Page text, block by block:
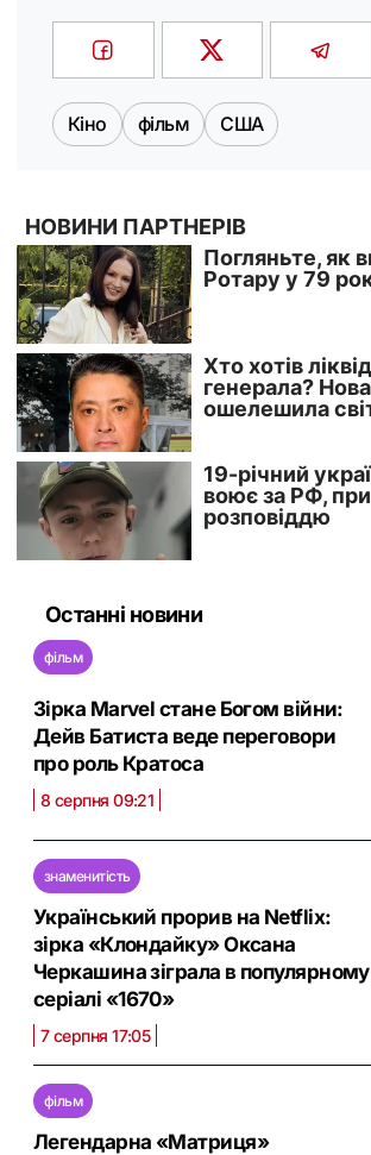
Кіно фільм США
Останні новини
фільм
Зірка Marvel стане Богом війни:
Дейв Батиста веде переговори
про роль Кратоса
8 серпня 09:21
знаменитість
Український прорив на Netflix:
зірка «Клондайку» Оксана
Черкашина зіграла в популярному
серіалі «1670»
7 серпня 17:05
фільм
Легендарна «Матриця»